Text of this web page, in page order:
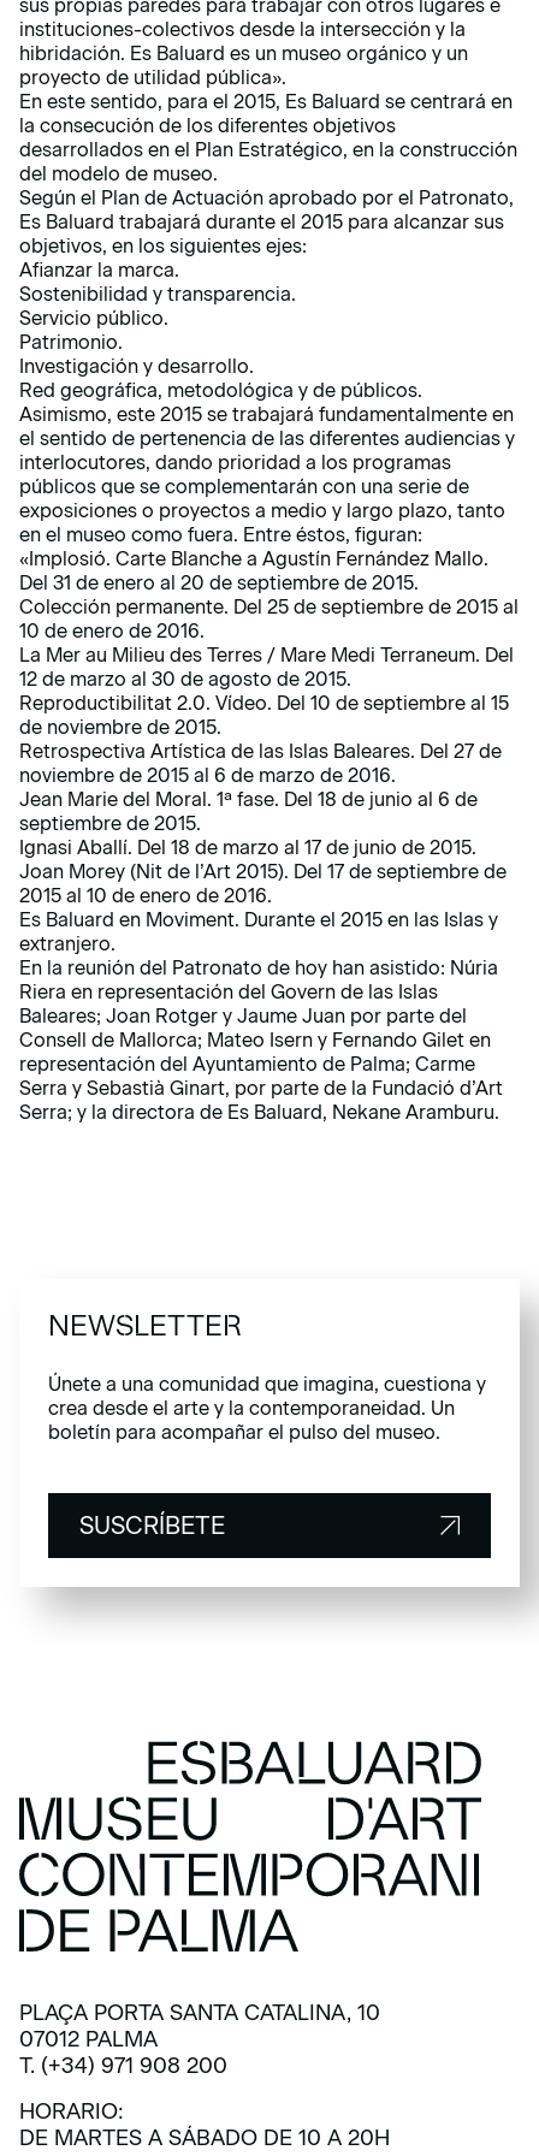
sus propias paredes para trabajar con otros lugares e
instituciones-colectivos desde la intersección y la
hibridación. Es Baluard es un museo orgánico y un
proyecto de utilidad pública».
En este sentido, para el 2015, Es Baluard se centrará en
la consecución de los diferentes objetivos
desarrollados en el Plan Estratégico, en la construcción
del modelo de museo.
Según el Plan de Actuación aprobado por el Patronato,
Es Baluard trabajará durante el 2015 para alcanzar sus
objetivos, en los siguientes ejes:
Afianzar la marca.
Sostenibilidad y transparencia.
Servicio público.
Patrimonio.
Investigación y desarrollo.
Red geográfica, metodológica y de públicos.
Asimismo, este 2015 se trabajará fundamentalmente en
el sentido de pertenencia de las diferentes audiencias y
interlocutores, dando prioridad a los programas
públicos que se complementarán con una serie de
exposiciones o proyectos a medio y largo plazo, tanto
en el museo como fuera. Entre éstos, figuran:
«Implosió. Carte Blanche a Agustín Fernández Mallo.
Del 31 de enero al 20 de septiembre de 2015.
Colección permanente. Del 25 de septiembre de 2015 al
10 de enero de 2016.
La Mer au Milieu des Terres / Mare Medi Terraneum. Del
12 de marzo al 30 de agosto de 2015.
Reproductibilitat 2.0. Vídeo. Del 10 de septiembre al 15
de noviembre de 2015.
Retrospectiva Artística de las Islas Baleares. Del 27 de
noviembre de 2015 al 6 de marzo de 2016.
Jean Marie del Moral. 1ª fase. Del 18 de junio al 6 de
septiembre de 2015.
Ignasi Aballí. Del 18 de marzo al 17 de junio de 2015.
Joan Morey (Nit de l’Art 2015). Del 17 de septiembre de
2015 al 10 de enero de 2016.
Es Baluard en Moviment. Durante el 2015 en las Islas y
extranjero.
En la reunión del Patronato de hoy han asistido: Núria
Riera en representación del Govern de las Islas
Baleares; Joan Rotger y Jaume Juan por parte del
Consell de Mallorca; Mateo Isern y Fernando Gilet en
representación del Ayuntamiento de Palma; Carme
Serra y Sebastià Ginart, por parte de la Fundació d’Art
Serra; y la directora de Es Baluard, Nekane Aramburu.
NEWSLETTER
Únete a una comunidad que imagina, cuestiona y
crea desde el arte y la contemporaneidad. Un
boletín para acompañar el pulso del museo.
SUSCRÍBETE
SUSCRÍBETE
PLAÇA PORTA SANTA CATALINA, 10
07012 PALMA
T. (+34) 971 908 200
HORARIO:
DE MARTES A SÁBADO DE 10 A 20H